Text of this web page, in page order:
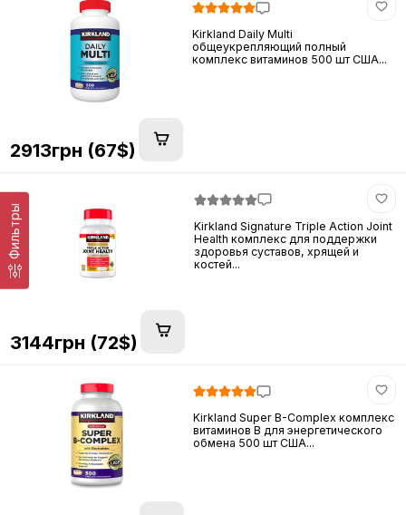
Фильтры
Kirkland Daily Multi
общеукрепляющий полный
комплекс витаминов 500 шт США...
2913грн (67$)
Kirkland Signature Triple Action Joint
Health комплекс для поддержки
здоровья суставов, хрящей и
костей...
3144грн (72$)
Kirkland Super B-Complex комплекс
витаминов B для энергетического
обмена 500 шт США...